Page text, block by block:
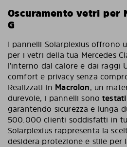
Oscuramento vetri per
G
I pannelli Solarplexius offrono
per i vetri della tua Mercedes
l’interno dal calore e dai raggi
comfort e privacy senza
Realizzati in Macrolon, un
durevole, i pannelli sono
garantendo sicurezza e lunga
500.000 clienti soddisfatti in
Solarplexius rappresenta la
desidera protezione e stile per